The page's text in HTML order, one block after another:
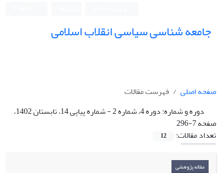
جامعه شناسی سیاسی انقلاب اسلامی
صفحه اصلی
فهرست مقالات
دوره و شماره:
دوره 4، شماره 2 - شماره پیاپی 14، تابستان 1402،
صفحه 7-296
تعداد مقالات:
12
مقاله پژوهشی